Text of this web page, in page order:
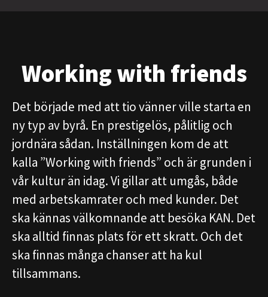
Working with friends
Det började med att tio vänner ville starta en
ny typ av byrå. En prestigelös, pålitlig och
jordnära sådan. Inställningen kom de att
kalla ”Working with friends” och är grunden i
vår kultur än idag. Vi gillar att umgås, både
med arbetskamrater och med kunder. Det
ska kännas välkomnande att besöka KAN. Det
ska alltid finnas plats för ett skratt. Och det
ska finnas många chanser att ha kul
tillsammans.